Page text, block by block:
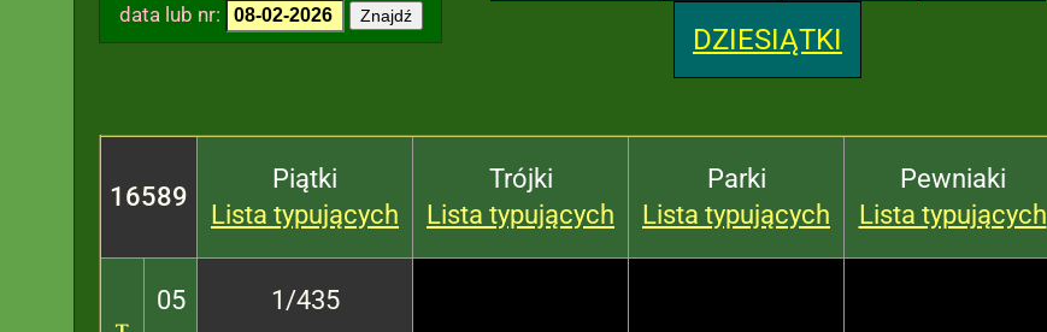
data lub nr:
Znajdź
DZIESIĄTKI
16589
Piątki
Lista typujących
Trójki
Lista typujących
Parki
Lista typujących
Pewniaki
Lista typujących
05 1/435